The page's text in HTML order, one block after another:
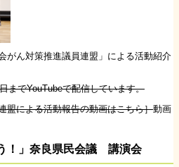
がん対策推進議員連盟」による活動紹介
までYouTubeで配信しています。
盟による活動報告の動画はこちら］動画
！」奈良県民会議 講演会